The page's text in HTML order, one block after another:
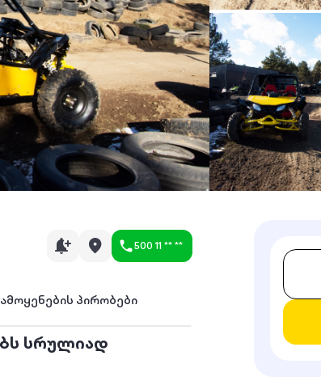
500 11 ** **
პირობები
სრულიად